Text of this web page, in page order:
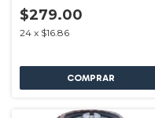
$279.00
24 x $16.86